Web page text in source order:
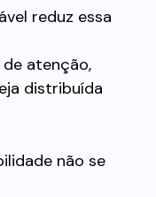
reduz essa
de atenção,
distribuída
não se